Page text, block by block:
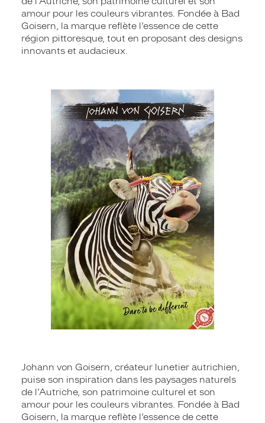
amour pour les couleurs vibrantes. Fondée à Bad
Goisern, la marque reflète l’essence de cette
région pittoresque, tout en proposant des designs
innovants et audacieux.
Johann von Goisern, créateur lunetier autrichien,
puise son inspiration dans les paysages naturels
de l’Autriche, son patrimoine culturel et son
amour pour les couleurs vibrantes. Fondée à Bad
Goisern, la marque reflète l’essence de cette